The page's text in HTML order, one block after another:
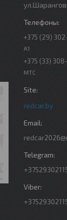
+375 (29)
A1
+375 (33)
МТС
redcar.by